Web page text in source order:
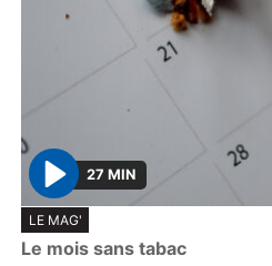
P
l
a
27 MIN
LE MAG'
Le mois sans tabac